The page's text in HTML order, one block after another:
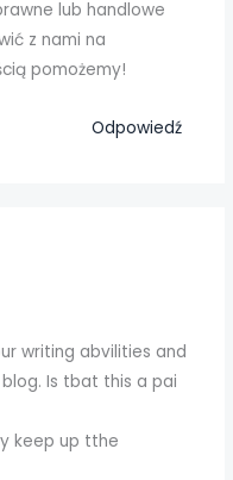
lub handlowe
z nami na
pomożemy!
Odpowiedź
writing abvilities and
Is tbat this a pai
keep up tthe